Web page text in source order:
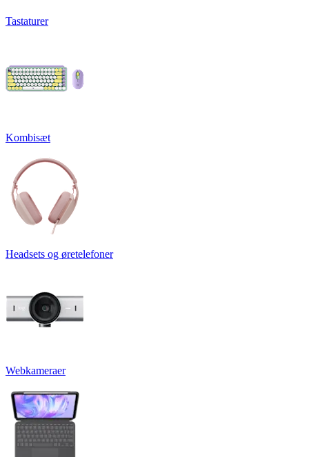
Tastaturer
Kombisæt
Headsets og øretelefoner
Webkameraer